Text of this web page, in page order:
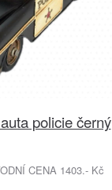
policie černý
CENA 1403.- Kč